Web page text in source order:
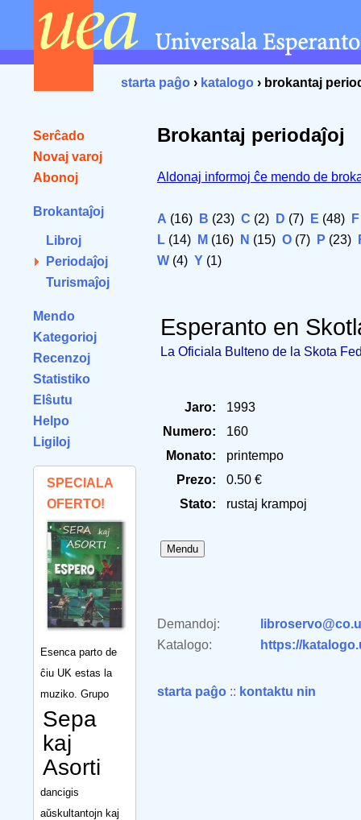
starta paĝo › katalogo › brokantaj
Serĉado
Novaj varoj
Abonoj
Brokantaĵoj
Libroj
Periodaĵoj
Turismaĵoj
Mendo
Kategorioj
Recenzoj
Statistiko
Elŝutu
Helpo
Ligiloj
SPECIALA
OFERTO!
Esenca parto de
ĉiu UK estas la
muziko. Grupo
Sepa
kaj
Asorti
dancigis
aŭskultantojn kaj
Brokantaj periodaĵoj
Aldonaj informoj ĉe mendo de
A (16) B (23) C (2) D (7) E (48) F
L (14) M (16) N (15) O (7) P (23)
W (4) Y (1)
Esperanto en
La Oficiala Bulteno de la Skota
Jaro:
1993
Numero:
160
Monato:
printempo
Prezo:
0.50 €
Stato:
rustaj krampoj
Demandoj:
Katalogo:
https://
starta paĝo :: kontaktu nin